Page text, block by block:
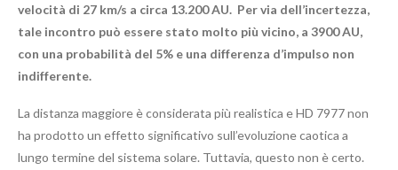
velocità di 27 km/s a circa 13.200 AU. Per via dell’incertezza,
tale incontro può essere stato molto più vicino, a 3900 AU,
con una probabilità del 5% e una differenza d’impulso non
indifferente.
La distanza maggiore è considerata più realistica e HD 7977 non
ha prodotto un effetto significativo sull’evoluzione caotica a
lungo termine del sistema solare. Tuttavia, questo non è certo.